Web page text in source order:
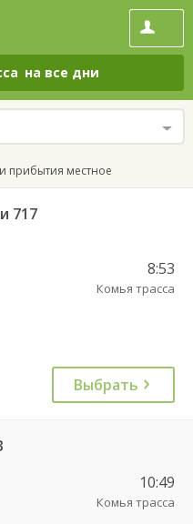
на все дни
прибытия местное
717
8:53
Комья трасса
Выбрать
10:49
Комья трасса